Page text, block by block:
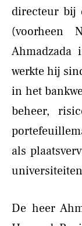
directeur bij
(voorheen
werkte hij
in het
beheer,
als
De heer